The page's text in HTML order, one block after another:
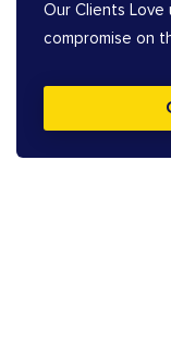
Our Clients Love
compromise on